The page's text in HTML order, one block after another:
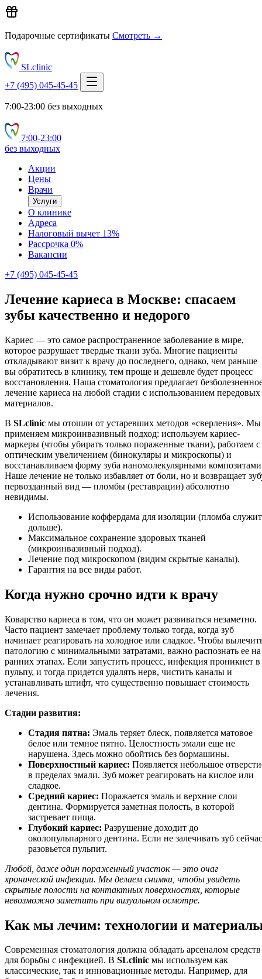
Подарочные сертификаты Смотреть →
SLclinic
+7 (495) 045-45-45
7:00-23:00 без выходных
7:00‑23:00
без выходных
Акции
Цены
Врачи
Услуги
О клинике
Адреса
Налоговый вычет 13%
Рассрочка 0%
Вакансии
+7 (495) 045-45-45
Лечение кариеса в Москве: спасаем
зубы качественно и недорого
Кариес — это самое распространенное заболевание в мире,
которое разрушает твердые ткани зуба. Многие пациенты
откладывают визит к врачу до последнего, однако, чем раньше
вы обратитесь в клинику, тем проще и дешевле будет процесс
восстановления. Наша стоматология предлагает
лечение кариеса на любой стадии с использованием передовых
материалов.
В SLclinic мы отошли от устаревших методов «сверления». Мы
применяем микроинвазивный подход: используем кариес-
маркеры (чтобы убирать только пораженные ткани), работаем с
оптическим увеличением (бинокуляры и микроскопы) и
восстанавливаем форму зуба наномолекулярными
Наше лечение не только избавляет от боли, но и возвращает
первозданный вид — пломбы (реставрации) абсолютно
невидимы.
Использование коффердама для изоляции (пломба служит
дольше).
Максимальное сохранение здоровых тканей
(микроинвазивный подход).
Лечение под микроскопом (видим скрытые каналы).
Гарантия на все виды работ.
Когда нужно срочно идти к врачу
Коварство кариеса в том, что он может развиваться незаметно.
Часто пациент замечает проблему только тогда, когда зуб
начинает реагировать на холодное или сладкое. Чтобы
патологию с минимальными затратами, важно распознать ее на
ранних этапах. Если запустить процесс, инфекция проникнет в
пульпу, и тогда придется удалять нерв, чистить каналы и
устанавливать штифт, что существенно повышает стоимость
лечения.
Стадии развития:
Стадия пятна: Эмаль теряет блеск, появляется матовое
белое или темное пятно. Целостность эмали еще не
нарушена. Здесь можно обойтись без бормашины.
Поверхностный кариес: Появляется небольшое
в пределах эмали. Зуб может реагировать на кислое или
сладкое.
Средний кариес: Поражается эмаль и верхние слои
дентина. Формируется заметная полость, в которой
застревает пища.
Глубокий кариес: Разрушение доходит до
околопульпарного дентина. Если не залечивать зуб
разовьется пульпит.
Любой, даже один пораженный участок — это очаг
хронической инфекции. Мы делаем снимки, чтобы увидеть
скрытые полости на контактных поверхностях, которые
невозможно заметить при визуальном осмотре.
Как мы лечим: технологии и
Современная стоматология должна обладать арсеналом средств
для борьбы с инфекцией. В SLclinic мы используем как
классические, так и инновационные методы. Например, для